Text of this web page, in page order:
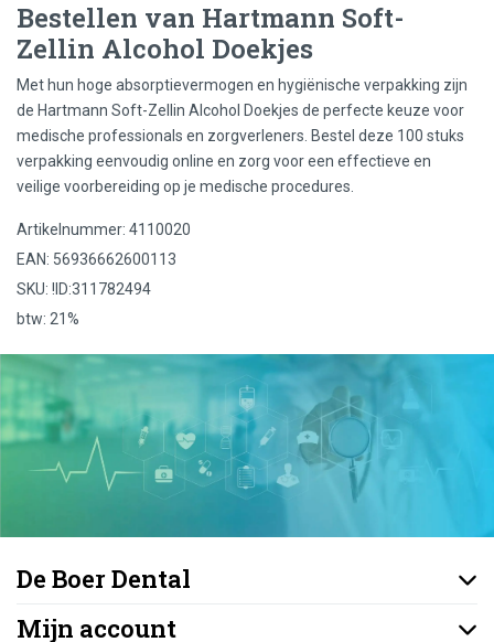
Bestellen van Hartmann Soft-
Zellin Alcohol Doekjes
Met hun hoge absorptievermogen en hygiënische verpakking zijn
de Hartmann Soft-Zellin Alcohol Doekjes de perfecte keuze voor
medische professionals en zorgverleners. Bestel deze 100 stuks
verpakking eenvoudig online en zorg voor een effectieve en
veilige voorbereiding op je medische procedures.
Artikelnummer: 4110020
EAN: 56936662600113
SKU: !ID:311782494
btw: 21%
De Boer Dental
Mijn account